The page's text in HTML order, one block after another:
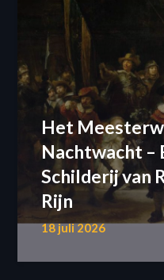
Het
Nachtwacht –
Schilderij van
Rijn
18 juli 2026